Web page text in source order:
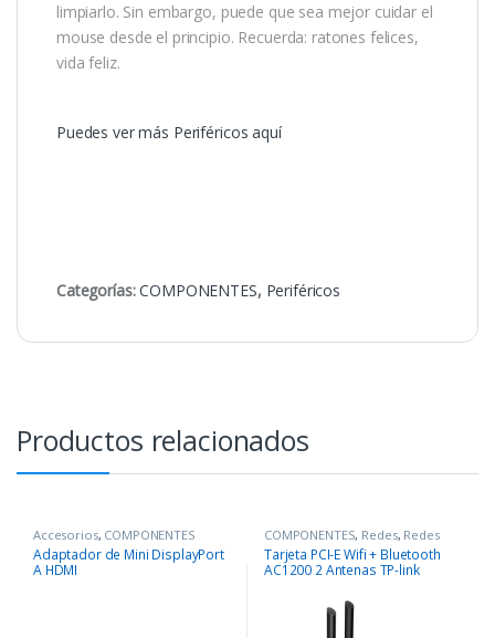
limpiarlo. Sin embargo, puede que sea mejor cuidar el
mouse desde el principio. Recuerda: ratones felices,
vida feliz.
Puedes ver más Periféricos aquí
Categorías:COMPONENTES, Periféricos
Productos relacionados
Accesorios, COMPONENTES
Adaptador de Mini DisplayPort
A HDMI
COMPONENTES, Redes, Redes
Tarjeta PCI-E Wifi + Bluetooth
AC1200 2 Antenas TP-link